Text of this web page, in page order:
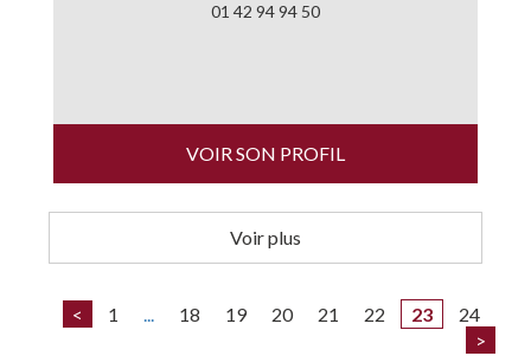
01 42 94 94 50
VOIR SON PROFIL
Voir plus
< 1 ... 18 19 20 21 22 23
24
>